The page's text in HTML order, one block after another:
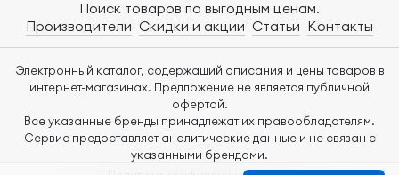
Поиск товаров по выгодным ценам.
Производители Скидки и акции Статьи Контакты
Электронный каталог, содержащий описания и цены товаров в
интернет-магазинах. Предложение не является публичной
офертой.
Все указанные бренды принадлежат их правообладателям.
Сервис предоставляет аналитические данные и не связан с
указанными брендами.